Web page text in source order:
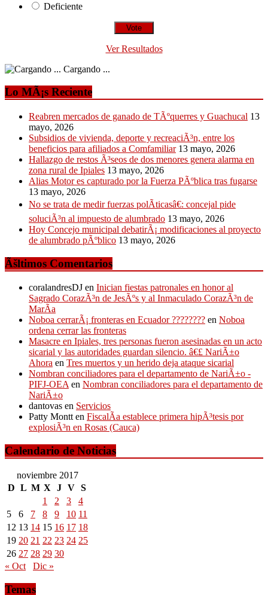
Deficiente
Ver Resultados
Cargando ...
Lo MÃ¡s Reciente
Reabren mercados de ganado de TÃºquerres y Guachucal 13
mayo, 2026
Subsidios de vivienda, deporte y recreaciÃ³n, entre los
beneficios para afiliados a Comfamiliar 13 mayo, 2026
Hallazgo de restos Ã³seos de dos menores genera alarma en
zona rural de Ipiales 13 mayo, 2026
Alias Motor es capturado por la Fuerza PÃºblica tras fugarse
13 mayo, 2026
No se trata de medir fuerzas polÃ­ticasâ€: concejal pide
soluciÃ³n al impuesto de alumbrado 13 mayo, 2026
Hoy Concejo municipal debatirÃ¡ modificaciones al proyecto
de alumbrado pÃºblico 13 mayo, 2026
Ãšltimos Comentarios
coralandresDJ en Inician fiestas patronales en honor al
Sagrado CorazÃ³n de JesÃºs y al Inmaculado CorazÃ³n de
MarÃ­a
Noboa cerrarÃ¡ fronteras en Ecuador ???????? en Noboa
ordena cerrar las fronteras
Masacre en Ipiales, tres personas fueron asesinadas en un acto
sicarial y las autoridades guardan silencio. â€£ NariÃ±o
Ahora en Tres muertos y un herido deja ataque sicarial
Nombran conciliadores para el departamento de NariÃ±o -
PIFJ-OEAen Nombran conciliadores para el departamento de
NariÃ±o
dantovas en Servicios
Patty Montten FiscalÃ­a establece primera hipÃ³tesis por
explosiÃ³n en Rosas (Cauca)
Calendario de Noticias
noviembre 2017
D L M X J V S
1
2 3
4
5
6 7 8 9 10 11
12 13 14 15 16 17 18
19 20 21 22 23 24 25
26 27 28 29 30
« Oct
Dic »
Temas